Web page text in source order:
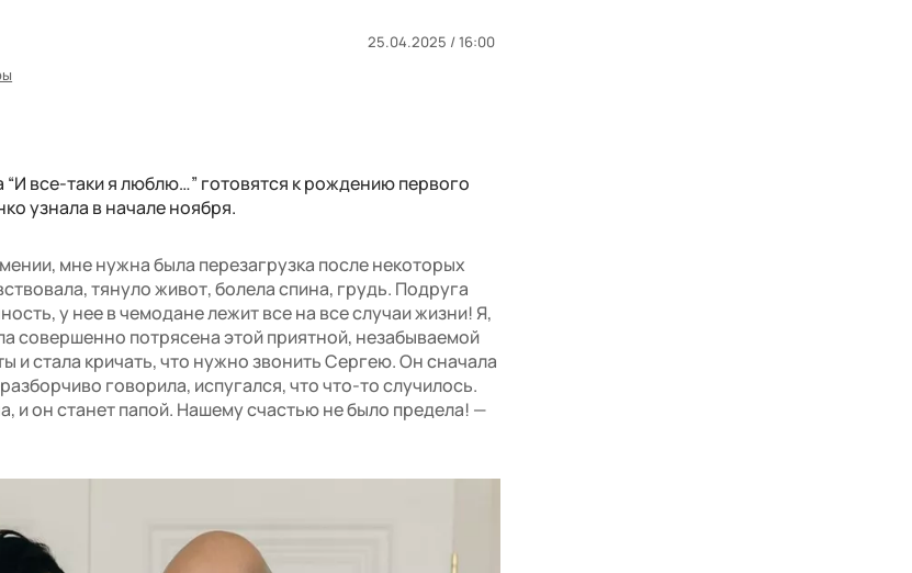
25.04.2025 / 16:00
все-таки я люблю…” готовятся к рождению первого
узнала в начале ноября.
мне нужна была перезагрузка после некоторых
тянуло живот, болела спина, грудь. Подруга
у нее в чемодане лежит все на все случаи жизни! Я,
совершенно потрясена этой приятной, незабываемой
и стала кричать, что нужно звонить Сергею. Он сначала
говорила, испугался, что что-то случилось.
и он станет папой. Нашему счастью не было предела! —